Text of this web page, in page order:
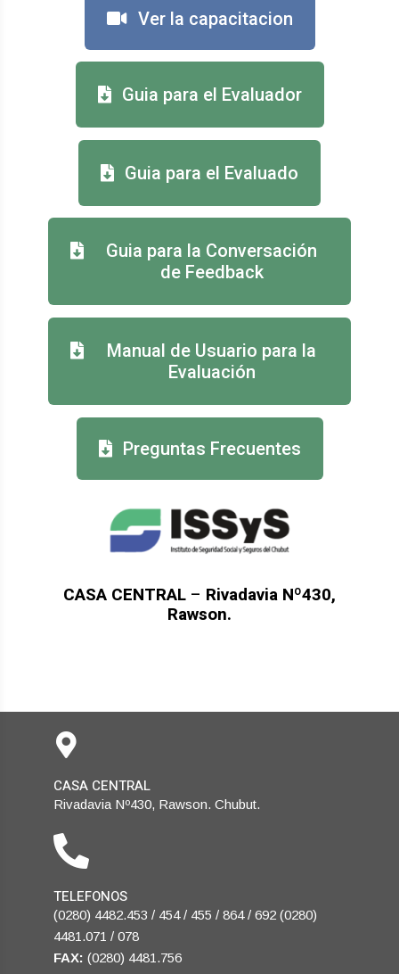
Ver la capacitacion
Guia para el Evaluador
Guia para el Evaluado
Guia para la Conversación
de Feedback
Manual de Usuario para la
Evaluación
Preguntas Frecuentes
CASA CENTRAL – Rivadavia Nº430,
Rawson.
CASA CENTRAL
Rivadavia Nº430, Rawson. Chubut.
TELEFONOS
(0280) 4482.453 / 454 / 455 / 864 / 692 (0280)
4481.071 / 078
FAX: (0280) 4481.756